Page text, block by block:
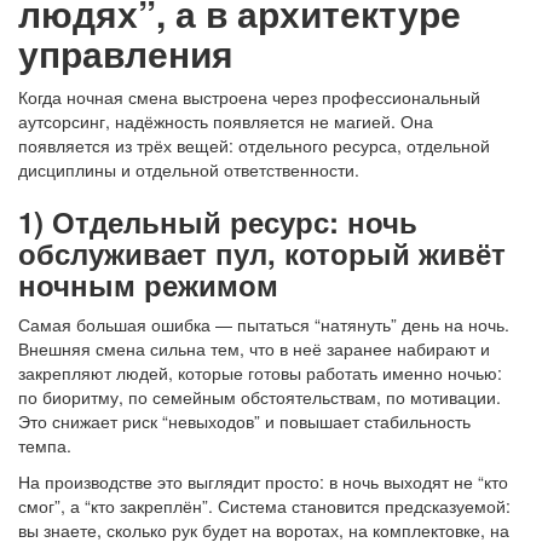
людях”, а в архитектуре
управления
Когда ночная смена выстроена через профессиональный
аутсорсинг, надёжность появляется не магией. Она
появляется из трёх вещей: отдельного ресурса, отдельной
дисциплины и отдельной ответственности.
1) Отдельный ресурс: ночь
обслуживает пул, который живёт
ночным режимом
Самая большая ошибка — пытаться “натянуть” день на ночь.
Внешняя смена сильна тем, что в неё заранее набирают и
закрепляют людей, которые готовы работать именно ночью:
по биоритму, по семейным обстоятельствам, по мотивации.
Это снижает риск “невыходов” и повышает стабильность
темпа.
На производстве это выглядит просто: в ночь выходят не “кто
смог”, а “кто закреплён”. Система становится предсказуемой:
вы знаете, сколько рук будет на воротах, на комплектовке, на